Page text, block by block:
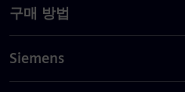
구매 방법
Siemens